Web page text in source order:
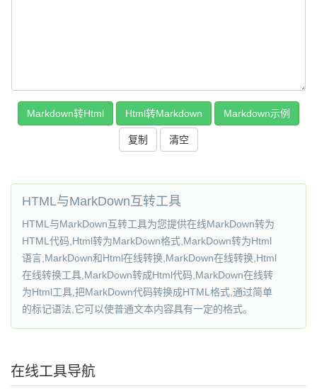
复制
HTML与MarkDown互转工具
HTML与MarkDown互转工具为您提供在线MarkDown转为
HTML代码,Html转为MarkDown格式,MarkDown转为Html
语言,MarkDown和Html在线转换,MarkDown在线转换,Html
在线转换工具,MarkDown转成Html代码,MarkDown在线转
为Html工具,把MarkDown代码转换成HTML格式,通过简单
的标记语法,它可以使普通文本内容具有一定的格式。
在线工具导航